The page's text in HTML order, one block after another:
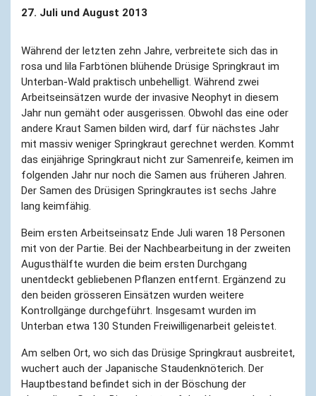
27. Juli und August 2013
Während der letzten zehn Jahre, verbreitete sich das in
rosa und lila Farbtönen blühende Drüsige Springkraut im
Unterban-Wald praktisch unbehelligt. Während zwei
Arbeitseinsätzen wurde der invasive Neophyt in diesem
Jahr nun gemäht oder ausgerissen. Obwohl das eine oder
andere Kraut Samen bilden wird, darf für nächstes Jahr
mit massiv weniger Springkraut gerechnet werden. Kommt
das einjährige Springkraut nicht zur Samenreife, keimen im
folgenden Jahr nur noch die Samen aus früheren Jahren.
Der Samen des Drüsigen Springkrautes ist sechs Jahre
lang keimfähig.
Beim ersten Arbeitseinsatz Ende Juli waren 18 Personen
mit von der Partie. Bei der Nachbearbeitung in der zweiten
Augusthälfte wurden die beim ersten Durchgang
unentdeckt gebliebenen Pflanzen entfernt. Ergänzend zu
den beiden grösseren Einsätzen wurden weitere
Kontrollgänge durchgeführt. Insgesamt wurden im
Unterban etwa 130 Stunden Freiwilligenarbeit geleistet.
Am selben Ort, wo sich das Drüsige Springkraut ausbreitet,
wuchert auch der Japanische Staudenknöterich. Der
Hauptbestand befindet sich in der Böschung der